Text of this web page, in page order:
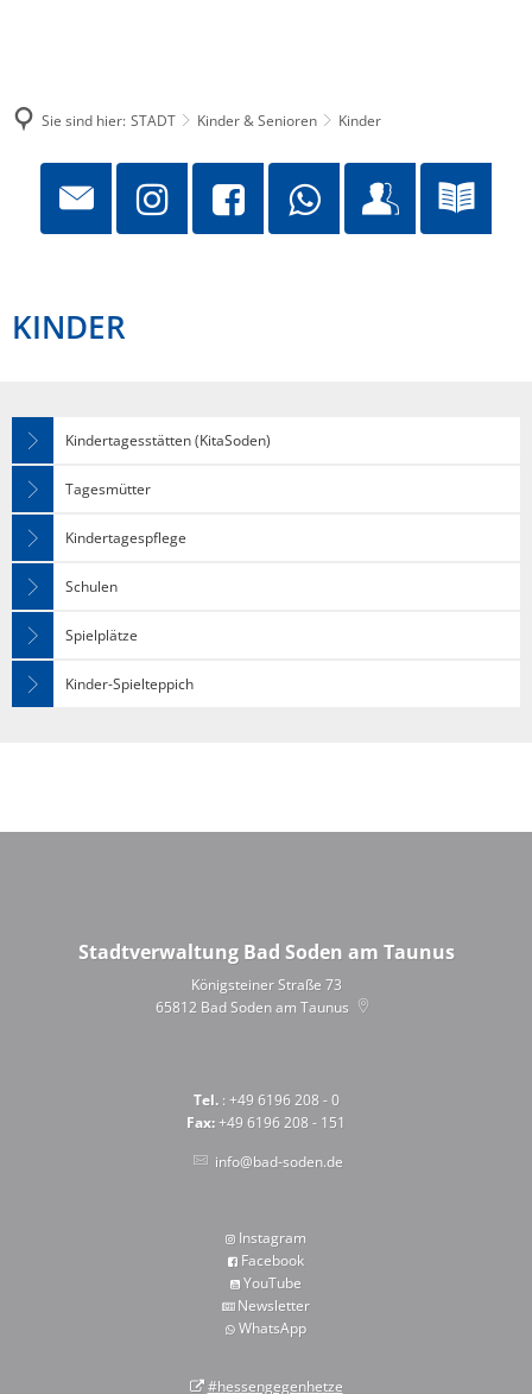
Sie sind hier: STADT Kinder & Senioren Kinder
KINDER
Kindertagesstätten (KitaSoden)
Tagesmütter
Kindertagespflege
Schulen
Spielplätze
Kinder-Spielteppich
Stadtverwaltung Bad Soden am Taunus
Königsteiner Straße 73
65812 Bad Soden am Taunus
Tel.: +49 6196 208 - 0
Fax:+49 6196 208 - 151
info@bad-soden.de
Instagram
Facebook
YouTube
Newsletter
WhatsApp
#hessengegenhetze